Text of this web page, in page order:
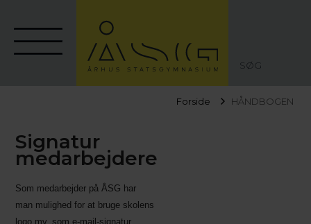
SØG
Forside HÅNDBOGEN
Signatur
medarbejdere
Som medarbejder på ÅSG har
man mulighed for at bruge skolens
logo mv. som e-mail-signatur.